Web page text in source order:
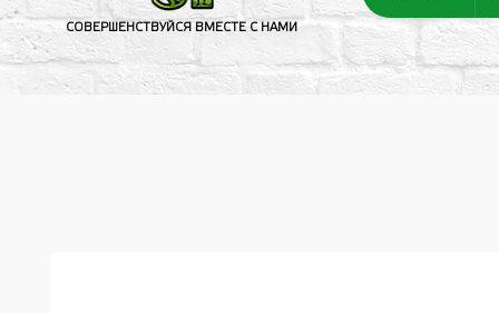
СОВЕРШЕНСТВУЙСЯ ВМЕСТЕ С НАМИ